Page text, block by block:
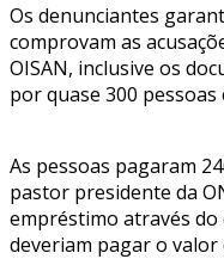
Os denunciantes
comprovam as
OISAN, inclusive os
por quase 300
As pessoas pagaram
pastor presidente da
empréstimo através
deveriam pagar o valor